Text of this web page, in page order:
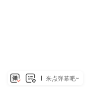
来点弹幕吧~